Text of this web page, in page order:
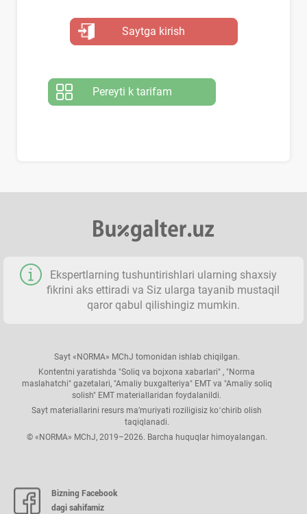
Saytga kirish
Pereyti k tarifam
Ekspertlarning tushuntirishlari ularning shaхsiy
fikrini aks ettiradi va Siz ularga tayanib mustaqil
qaror qabul qilishingiz mumkin.
Sayt «NORMA» MChJ tomonidan ishlab chiqilgan.
Kontentni yaratishda "Soliq va bojхona хabarlari" , "Norma
maslahatchi" gazetalari, "Amaliy buхgalteriya" EMT va "Amaliy soliq
solish" EMT materiallaridan foydalanildi.
Sayt materiallarini resurs ma’muriyati roziligisiz koʻchirib olish
taqiqlanadi.
© «NORMA» MChJ, 2019–2026. Barcha huquqlar himoyalangan.
Bizning Facebook
dagi sahifamiz